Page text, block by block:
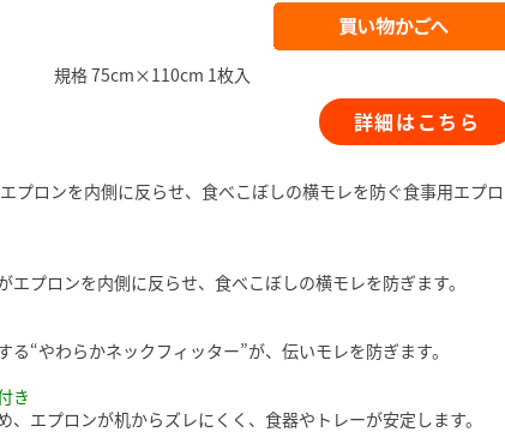
規格 75cm×110cm 1枚入
詳細はこちら
プロンを内側に反らせ、食べこぼしの横モレを防ぐ食事用エプロ
エプロンを内側に反らせ、食べこぼしの横モレを防ぎます。
る“やわらかネックフィッター”が、伝いモレを防ぎます。
き
、エプロンが机からズレにくく、食器やトレーが安定します。